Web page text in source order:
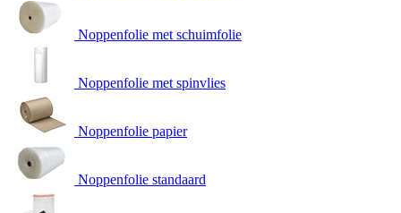
Noppenfolie met schuimfolie
Noppenfolie met spinvlies
Noppenfolie papier
Noppenfolie standaard